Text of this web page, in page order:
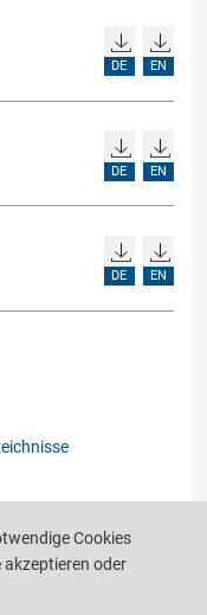
DE EN
DE EN
DE EN
Cookies
akzeptieren oder